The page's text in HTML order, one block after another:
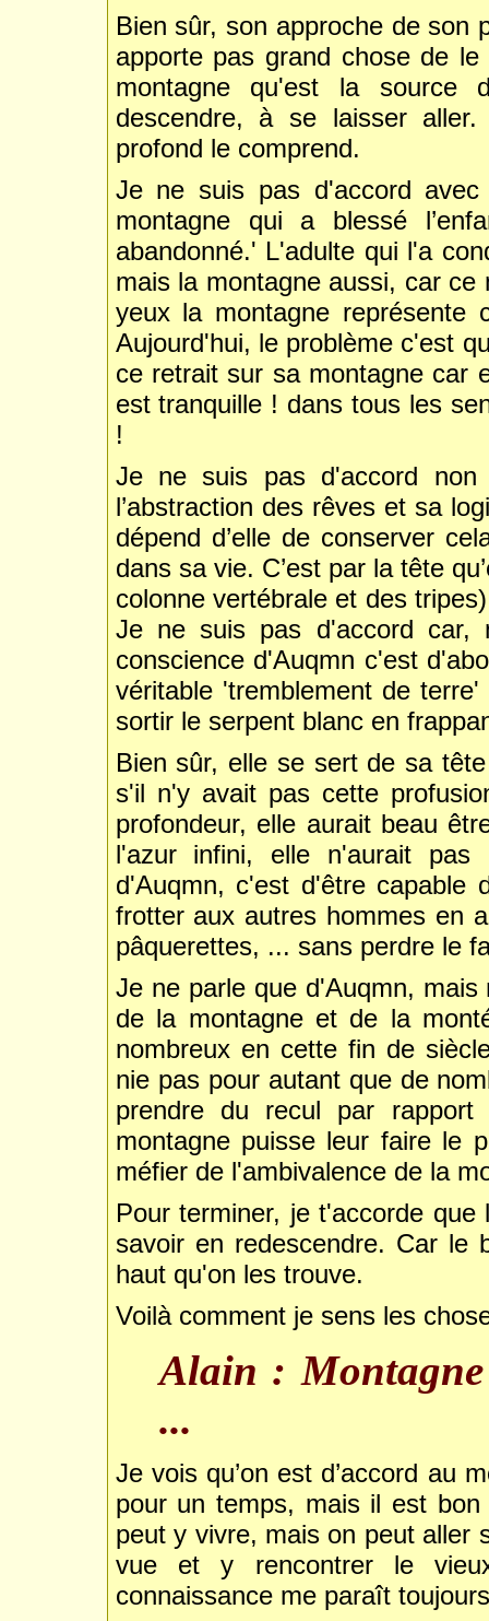
Bien sûr, son approche de son
apporte pas grand chose de
montagne qu'est la source
descendre, à se laisser
profond le comprend.
Je ne suis pas d'accord
montagne qui a blessé
abandonné.' L'adulte qui l'a
mais la montagne aussi, car
yeux la montagne représente
Aujourd'hui, le problème c'est
ce retrait sur sa montagne car
est tranquille ! dans tous les
!
Je ne suis pas d'accord
l’abstraction des rêves et sa
dépend d’elle de conserver
dans sa vie. C’est par la tête
colonne vertébrale et des
Je ne suis pas d'accord car,
conscience d'Auqmn c'est
véritable 'tremblement de
sortir le serpent blanc en
Bien sûr, elle se sert de sa
s'il n'y avait pas cette
profondeur, elle aurait beau
l'azur infini, elle n'aurait
d'Auqmn, c'est d'être capable
frotter aux autres hommes en
pâquerettes, ... sans perdre le
Je ne parle que d'Auqmn,
de la montagne et de la
nombreux en cette fin de
nie pas pour autant que de
prendre du recul par
montagne puisse leur faire le
méfier de l'ambivalence de la
Pour terminer, je t'accorde
savoir en redescendre. Car le
haut qu'on les trouve.
Voilà comment je sens les
Alain : Montagne
...
Je vois qu’on est d’accord au
pour un temps, mais il est bon
peut y vivre, mais on peut aller
vue et y rencontrer le
connaissance me paraît